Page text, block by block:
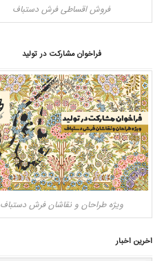
فروش اقساطی فرش دستباف
فراخوان مشارکت در تولید
ویژه طراحان و نقاشان فرش دستباف
اخرین اخبار